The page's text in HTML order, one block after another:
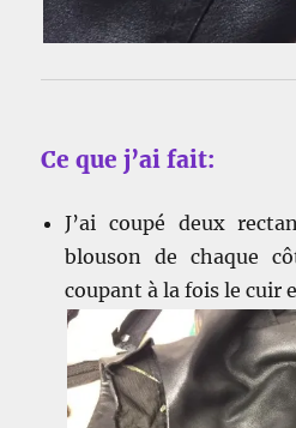
Ce que j’ai fait:
J’ai coupé deux
blouson de chaque
coupant à la fois le cuir